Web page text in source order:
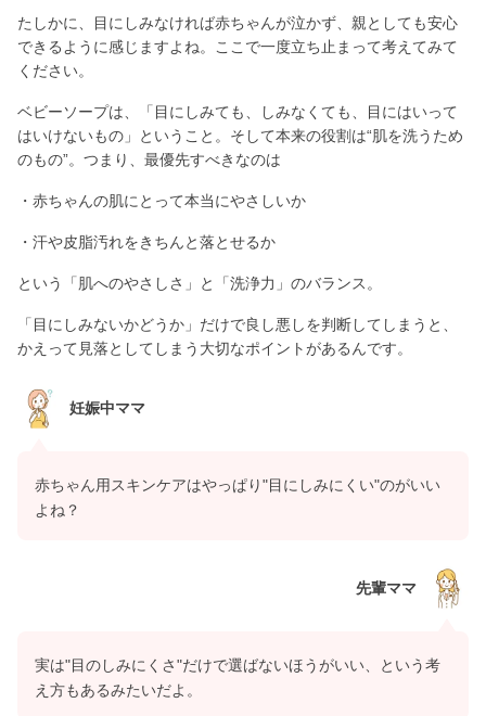
たしかに、目にしみなければ赤ちゃんが泣かず、親としても安心
できるように感じますよね。ここで一度立ち止まって考えてみて
ください。
ベビーソープは、「目にしみても、しみなくても、目にはいって
はいけないもの」ということ。そして本来の役割は“肌を洗うため
のもの”。つまり、最優先すべきなのは
・赤ちゃんの肌にとって本当にやさしいか
・汗や皮脂汚れをきちんと落とせるか
という「肌へのやさしさ」と「洗浄力」のバランス。
「目にしみないかどうか」だけで良し悪しを判断してしまうと、
かえって見落としてしまう大切なポイントがあるんです。
妊娠中ママ
赤ちゃん用スキンケアはやっぱり"目にしみにくい"のがいい
よね？
先輩ママ
実は"目のしみにくさ"だけで選ばないほうがいい、という考
え方もあるみたいだよ。